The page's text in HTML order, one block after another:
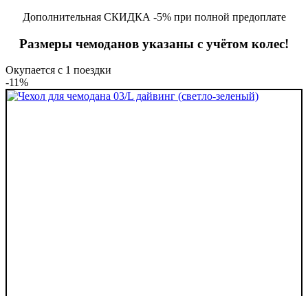
Дополнительная СКИДКА -5% при полной предоплате
Размеры чемоданов указаны с учётом колес!
Окупается с 1 поездки
-11%